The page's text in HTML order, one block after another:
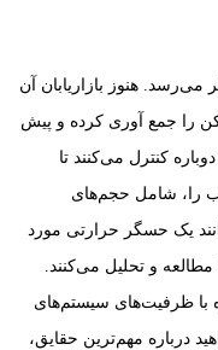
می‌رسد. هنوز بازاریابان آن
را جمع آوری کرده و پیش
کنترل می‌کنند تا
را، شامل حجم‌های
یک حسگر حرارتی مورد
مطالعه و تحلیل می‌کنند.
با ظرفیت‌های سیستم‌های
درباره مهم‌ترین حقایق،